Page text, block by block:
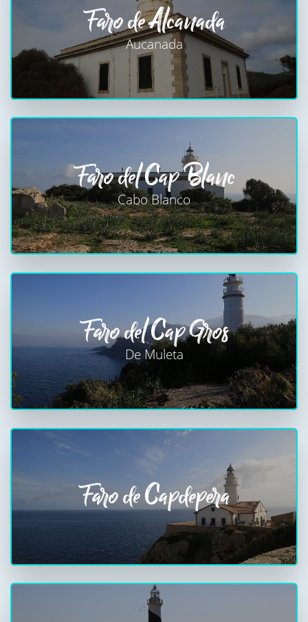
Faro de Alcanada
Aucanada
Faro del Cap Blanc
Cabo Blanco
Faro del Cap Gros
De Muleta
Faro de Capdepera